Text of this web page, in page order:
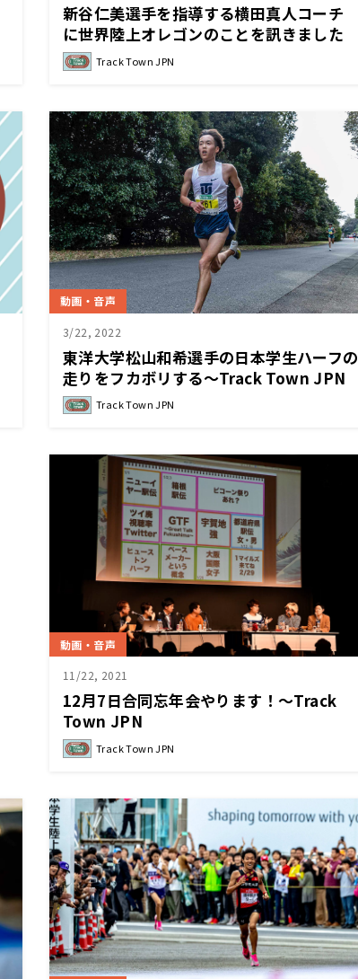
新谷仁美選手を指導する横田真人コーチ
に世界陸上オレゴンのことを訊きました
～ Track Town JPN
Track Town JPN
動画・音声
3/22, 2022
東洋大学松山和希選手の日本学生ハーフの
走りをフカボリする～Track Town JPN
Track Town JPN
動画・音声
11/22, 2021
12月7日合同忘年会やります！～Track
Town JPN
Track Town JPN